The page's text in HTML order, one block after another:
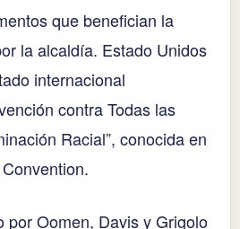
que benefician la
la alcaldía. Estado Unidos
internacional
contra Todas las
Racial”, conocida en
por Oomen, Davis y Grigolo